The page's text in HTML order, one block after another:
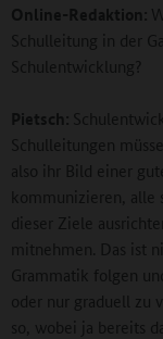
Online-Redaktion:
Schulleitung in der
Schulentwicklung?
Pietsch:
Schulleitungen
also ihr Bild einer
kommunizieren, alle
dieser Ziele
mitnehmen. Das ist
Grammatik folgen
oder nur graduell zu
so, wobei ja bereits